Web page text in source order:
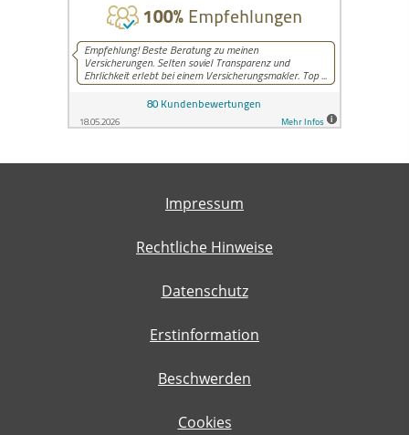
Impressum
Rechtliche Hinweise
Datenschutz
Erstinformation
Beschwerden
Cookies